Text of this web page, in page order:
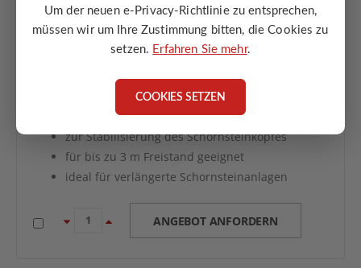
Um der neuen e-Privacy-Richtlinie zu entsprechen,
müssen wir um Ihre Zustimmung bitten, die Cookies zu
setzen. Erfahren Sie mehr.
COOKIES SETZEN
Bewehrungspaket für Schiedel SIH/SIK
4 x 6 m Ausführung
zur Stabilisierung des Schornsteinkopfes
für bis zu 3 m Freistand geeignet
ideal für verlängerte Schornsteinanlagen
ANGEBOT ANFORDERN